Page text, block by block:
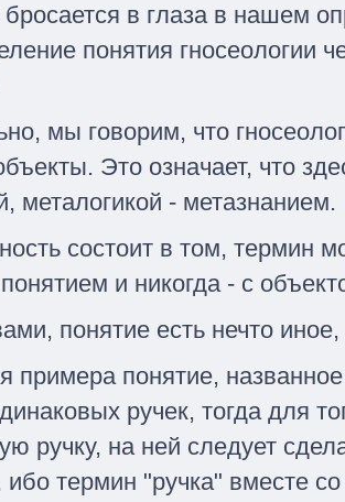
в глаза в нашем
понятия гносеологии
мы говорим, что
Это означает, что
металогикой - метазнанием.
состоит в том, термин
и никогда - с
понятие есть нечто
примера понятие,
ручек, тогда для
ручку, на ней следует
ибо термин "ручка" вместе